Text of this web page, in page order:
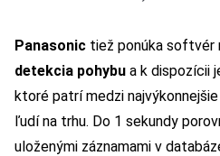
Panasonic tiež ponúka softvér
detekcia pohybu a k dispozícii
ktoré patrí medzi
ľudí na trhu. Do 1 sekundy
uloženými záznamami v